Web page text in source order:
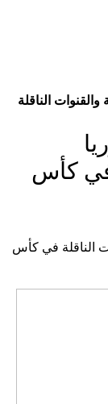
الناقلة
في كأس